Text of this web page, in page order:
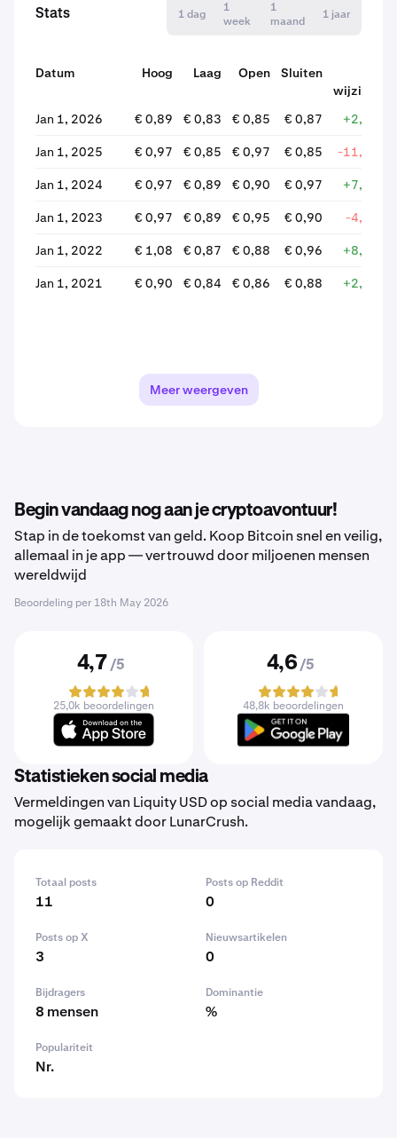
Stats 1 dag
1
week
1
maand
1 jaar
Datum Hoog Laag Open Sluiten
wijziging
Jan 1, 2026
€ 0,89 € 0,83 € 0,85 € 0,87 +2,08%
Jan 1, 2025 € 0,97 € 0,85 € 0,97 € 0,85 -11,54%
Jan 1, 2024 € 0,97 € 0,89 € 0,90 € 0,97 +7,07%
Jan 1, 2023 € 0,97 € 0,89 € 0,95 € 0,90 -4,69%
Jan 1, 2022 € 1,08 € 0,87 € 0,88 € 0,96 +8,77%
Jan 1, 2021 € 0,90 € 0,84 € 0,86 € 0,88 +2,39%
Meer weergeven
Begin vandaag nog aan je cryptoavontuur!
Stap in de toekomst van geld. Koop Bitcoin snel en veilig,
allemaal in je app — vertrouwd door miljoenen mensen
wereldwijd
Beoordeling per 18th May 2026
4,7 /5
25,0k beoordelingen
4,6 /5
48,8k beoordelingen
Statistieken social media
Vermeldingen van Liquity USD op social media vandaag,
mogelijk gemaakt door LunarCrush.
Totaal posts
11
Posts op Reddit
0
Posts op X
3
Nieuwsartikelen
0
Bijdragers
8 mensen
Dominantie
%
Populariteit
Nr.